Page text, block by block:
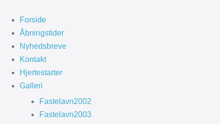
indhold
Forside
Åbningstider
Nyhedsbreve
Kontakt
Hjertestarter
Galleri
Fastelavn2002
Fastelavn2003